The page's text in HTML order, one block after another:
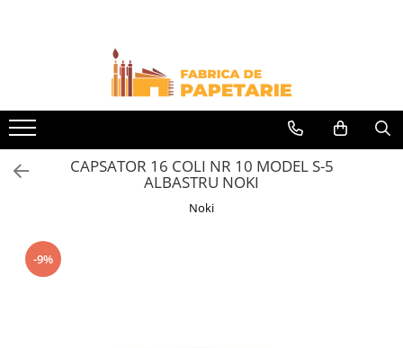
Toate Produsele
Hartie si articole din hartie
Hartie pentru copiator si cartoane
Hartie color pentru copiator
Papetarie personalizata
Bloc Notes-uri brosate
CAPSATOR 16 COLI NR 10 MODEL S-5
ALBASTRU NOKI
Noki
-9%